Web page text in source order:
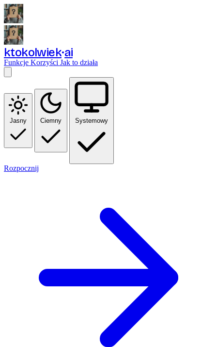
ktokolwiek ai
Funkcje Korzyści Jak to działa
Jasny Ciemny Systemowy
Rozpocznij